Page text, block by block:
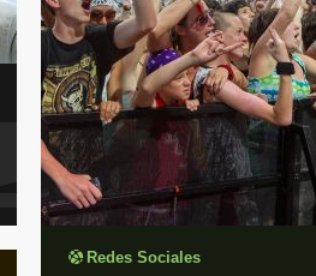
Redes Sociales